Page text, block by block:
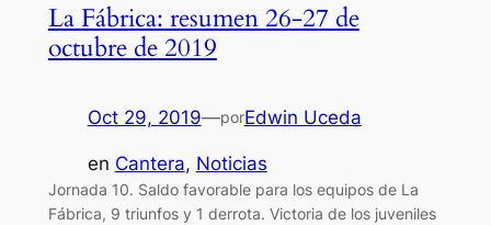
La Fábrica: resumen 26-27 de
octubre de 2019
Oct 29, 2019—porEdwin Uceda
en Cantera, Noticias
Jornada 10. Saldo favorable para los equipos de La
Fábrica, 9 triunfos y 1 derrota. Victoria de los juveniles